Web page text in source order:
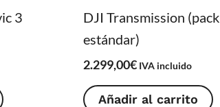
3
DJI Transmission (pack
estándar)
2.299,00€ IVA incluido
Añadir al carrito